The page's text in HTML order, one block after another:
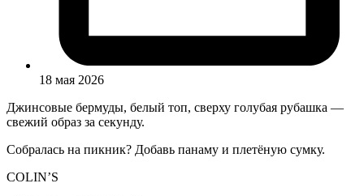
18 мая 2026
Джинсовые бермуды, белый топ, сверху голубая рубашка —
свежий образ за секунду.
Собралась на пикник? Добавь панаму и плетёную сумку.
COLIN’S